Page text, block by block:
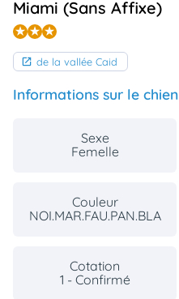
Connexion
Miami (Sans Affixe)
de la vallée Caid
Informations sur le chien
Sexe
Femelle
Couleur
NOI.MAR.FAU.PAN.BLA
Cotation
1 - Confirmé